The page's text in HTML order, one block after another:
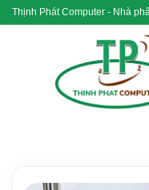
Bỏ
qua
Thịnh Phát Computer - Nhà